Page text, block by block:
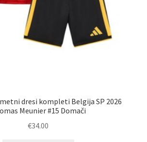
dresi kompleti Belgija SP 2026
Meunier #15 Domači
€34.00